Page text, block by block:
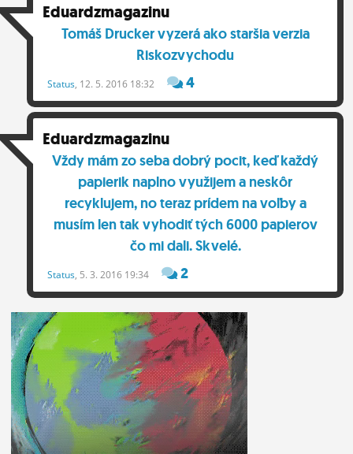
Eduardzmagazinu
Tomáš Drucker vyzerá ako staršia verzia
Riskozvychodu
Status, 12. 5. 2016 18:32 4
Eduardzmagazinu
Vždy mám zo seba dobrý pocit, keď každý
papierik naplno využijem a neskôr
recyklujem, no teraz prídem na voľby a
musím len tak vyhodiť tých 6000 papierov
čo mi dali. Skvelé.
Status, 5. 3. 2016 19:34 2